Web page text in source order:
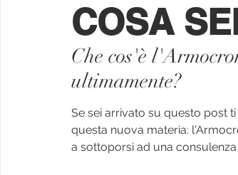
COSA
Che cos'è
ultimamente?
Se sei arrivato su questo post
questa nuova materia:
a sottoporsi ad una